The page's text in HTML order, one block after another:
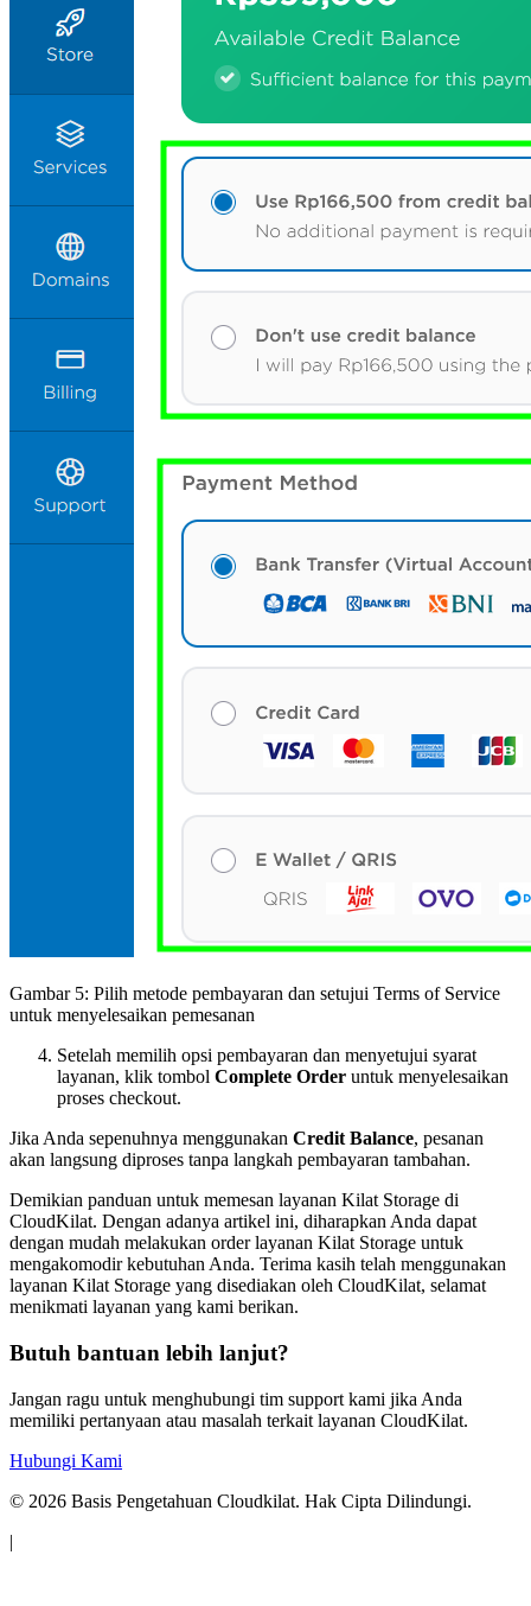
Gambar 5: Pilih metode pembayaran dan setujui Terms of Service
untuk menyelesaikan pemesanan
Setelah memilih opsi pembayaran dan menyetujui syarat
layanan, klik tombol Complete Order untuk menyelesaikan
proses checkout.
Jika Anda sepenuhnya menggunakan Credit Balance, pesanan
akan langsung diproses tanpa langkah pembayaran tambahan.
Demikian panduan untuk memesan layanan Kilat Storage di
CloudKilat. Dengan adanya artikel ini, diharapkan Anda dapat
dengan mudah melakukan order layanan Kilat Storage untuk
mengakomodir kebutuhan Anda. Terima kasih telah menggunakan
layanan Kilat Storage yang disediakan oleh CloudKilat, selamat
menikmati layanan yang kami berikan.
Butuh bantuan lebih lanjut?
Jangan ragu untuk menghubungi tim support kami jika Anda
memiliki pertanyaan atau masalah terkait layanan CloudKilat.
Hubungi Kami
© 2026 Basis Pengetahuan Cloudkilat. Hak Cipta Dilindungi.
|